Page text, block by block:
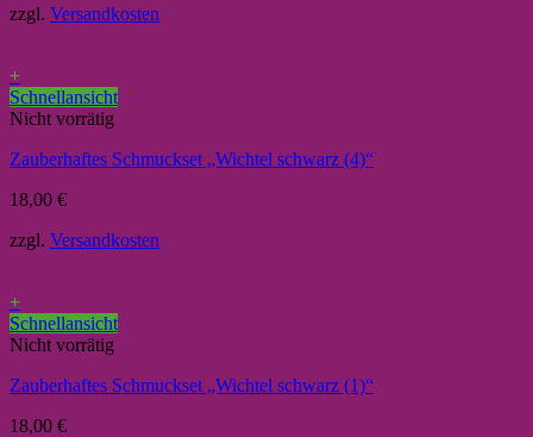
zzgl. Versandkosten
+
Schnellansicht
Nicht vorrätig
Zauberhaftes Schmuckset „Wichtel schwarz (4)“
18,00 €
zzgl. Versandkosten
+
Schnellansicht
Nicht vorrätig
Zauberhaftes Schmuckset „Wichtel schwarz (1)“
18,00 €